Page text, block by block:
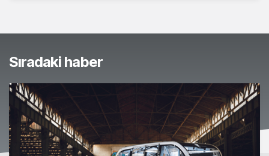
Sıradaki haber